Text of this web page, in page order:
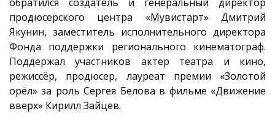
продюсерского центра «Мувистарт» Дмитрий
Якунин, заместитель исполнительного директора
Фонда поддержки регионального кинематограф.
Поддержал участников актер театра и кино,
режиссёр, продюсер, лауреат премии «Золотой
орёл» за роль Сергея Белова в фильме «Движение
вверх» Кирилл Зайцев.